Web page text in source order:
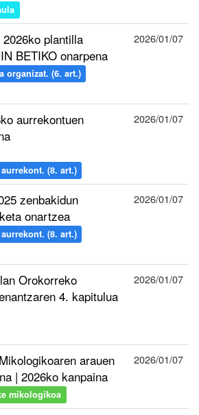
plantilla
BETIKO onarpena
organizat. (6. art.)
2026/01/07
aurrekontuen
(8. art.)
2026/01/07
zenbakidun
onartzea
(8. art.)
2026/01/07
Orokorreko
4. kapitulua
2026/01/07
arauen
| 2026ko kanpaina
mikologikoa
2026/01/07